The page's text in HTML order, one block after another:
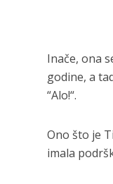
Inače, ona
godine, a
“Alo!“.
Ono što je
imala